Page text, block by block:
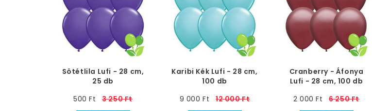
Sötétlila Lufi - 28 cm,
25 db
500 Ft
3 250 Ft
Karibi Kék Lufi - 28 cm,
100 db
9 000 Ft
12 000 Ft
Cranberry - Áfonya
Lufi - 28 cm, 100 db
2 000 Ft
6 250 Ft